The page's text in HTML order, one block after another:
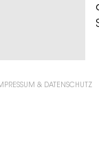
& DATENSCHUTZ